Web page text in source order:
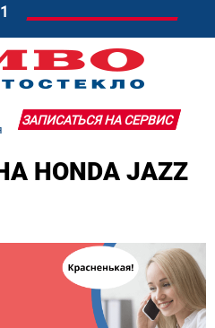
ЗАПИСАТЬСЯ НА СЕРВИС
HONDA JAZZ